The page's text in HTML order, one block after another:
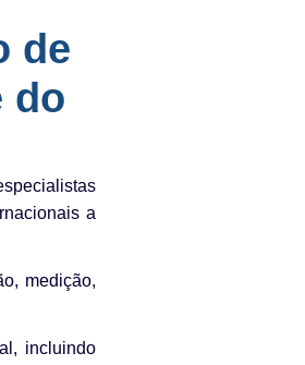
de
do
a
medição,
incluindo